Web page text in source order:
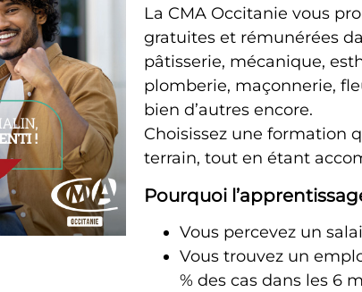
La CMA Occitanie vous
gratuites et rémunérées
pâtisserie, mécanique,
plomberie, maçonnerie,
bien d’autres encore.
Choisissez une formation
terrain, tout en étant
Pourquoi
Vous percevez un
Vous trouvez un
% des cas dans les 6